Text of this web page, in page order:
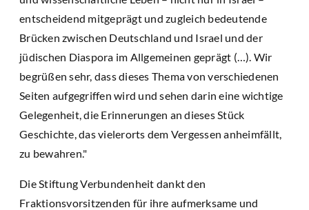
entscheidend mitgeprägt und zugleich bedeutende
Brücken zwischen Deutschland und Israel und der
jüdischen Diaspora im Allgemeinen geprägt (…). Wir
begrüßen sehr, dass dieses Thema von verschiedenen
Seiten aufgegriffen wird und sehen darin eine wichtige
Gelegenheit, die Erinnerungen an dieses Stück
Geschichte, das vielerorts dem Vergessen anheimfällt,
zu bewahren."
Die Stiftung Verbundenheit dankt den
Fraktionsvorsitzenden für ihre aufmerksame und